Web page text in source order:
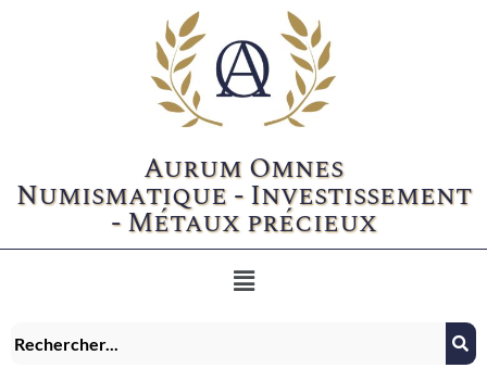
Aurum Omnes
Numismatique - Investissement
- Métaux précieux